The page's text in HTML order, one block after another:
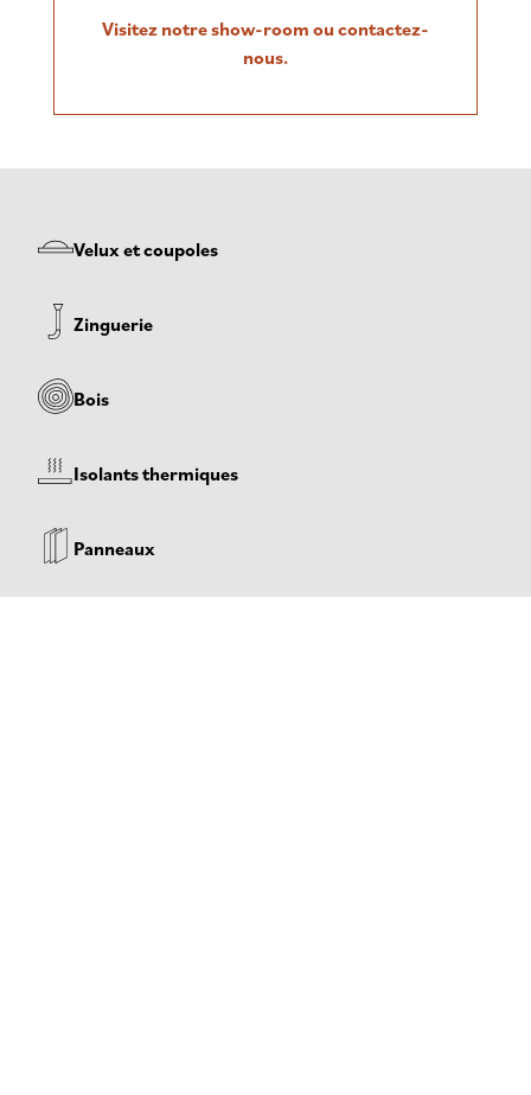
Visitez notre show-room ou contactez-
nous.
Velux et coupoles
Zinguerie
Bois
Isolants thermiques
Panneaux